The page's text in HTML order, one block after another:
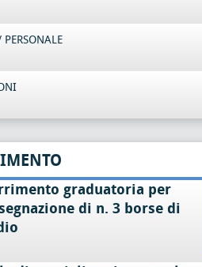
graduatoria per
di n. 3 borse di